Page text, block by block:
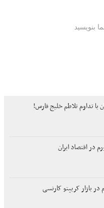
با تداوم تلاطم خلیج فارس!
در اقتصاد ایران
بازار کریپتو کارنسی